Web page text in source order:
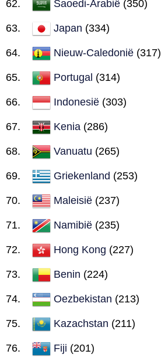
Saoedi-Arabië (350)
Japan (334)
Nieuw-Caledonië (317)
Portugal (314)
Indonesië (303)
Kenia (286)
Vanuatu (265)
Griekenland (253)
Maleisië (237)
Namibië (235)
Hong Kong (227)
Benin (224)
Oezbekistan (213)
Kazachstan (211)
Fiji (201)